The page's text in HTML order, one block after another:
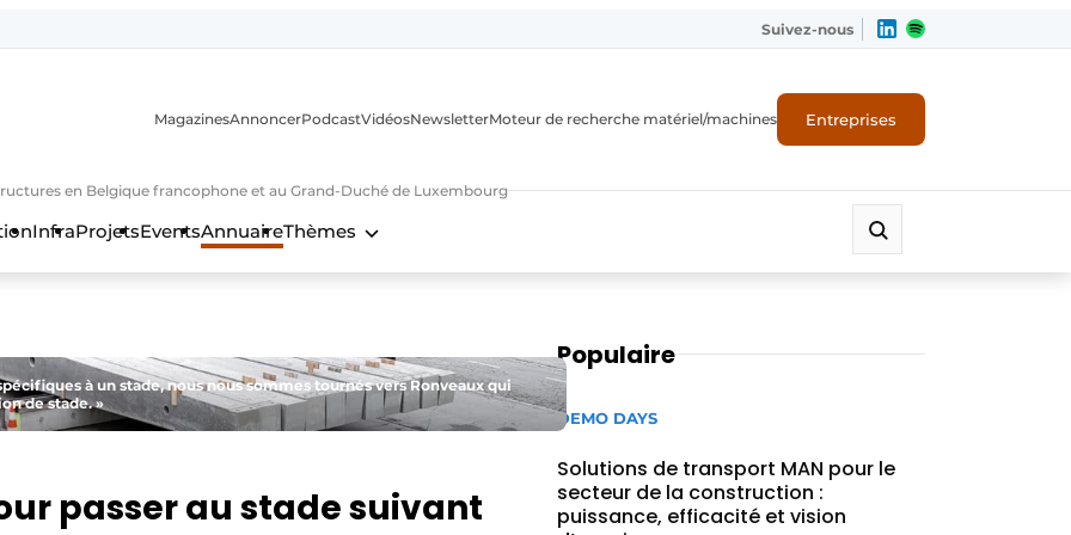
Suivez-nous
en Belgique francophone et au Grand-Duché de Luxembourg
MagazinesAnnoncerPodcastVidéosNewsletterMoteur de recherche matériel/machines Entreprises
InfraProjetsEventsAnnuaireThèmes
à un stade, nous nous sommes tournés vers Ronveaux qui
de stade. »
passer au stade suivant
Populaire
DEMO DAYS
Solutions de transport MAN pour le
secteur de la construction :
puissance, efficacité et vision